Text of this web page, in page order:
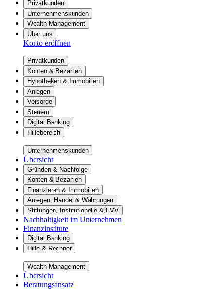
Privatkunden
Unternehmenskunden
Wealth Management
Über uns
Konto eröffnen
Privatkunden
Konten & Bezahlen
Hypotheken & Immobilien
Anlegen
Vorsorge
Steuern
Digital Banking
Hilfebereich
Unternehmenskunden
Übersicht
Gründen & Nachfolge
Konten & Bezahlen
Finanzieren & Immobilien
Anlegen, Handel & Währungen
Stiftungen, Institutionelle & EVV
Nachhaltigkeit im Unternehmen
Finanzinstitute
Digital Banking
Hilfe & Rechner
Wealth Management
Übersicht
Beratungsansatz